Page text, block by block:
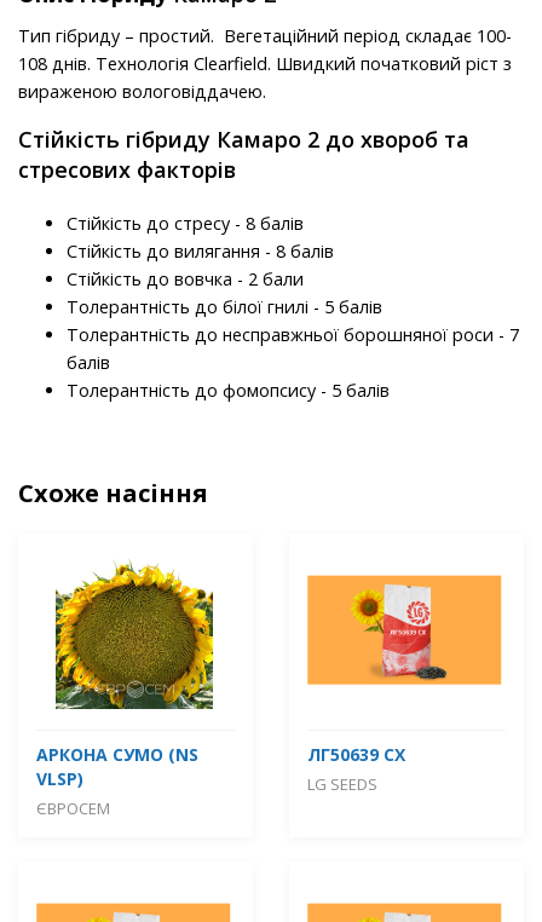
Тип гібриду – простий. Вегетаційний період складає 100-
108 днів. Технологія Clearfield. Швидкий початковий ріст з
вираженою вологовіддачею.
Стійкість гібриду Камаро 2 до хвороб та
стресових факторів
Стійкість до стресу - 8 балів
Стійкість до вилягання - 8 балів
Стійкість до вовчка - 2 бали
Толерантність до білої гнилі - 5 балів
Толерантність до несправжньої борошняної роси - 7
балів
Толерантність до фомопсису - 5 балів
Схоже насіння
АРКОНА СУМО (NS
VLSP)
ЄВРОСЕМ
ЛГ50639 СХ
LG SEEDS